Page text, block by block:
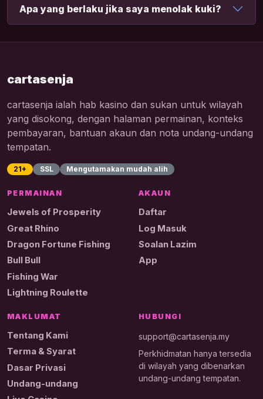
Apa yang berlaku jika saya menolak kuki?
cartasenja
cartasenja ialah hab kasino dan sukan untuk wilayah
yang disokong, dengan halaman permainan, konteks
pembayaran, bantuan akaun dan nota undang-undang
tempatan.
21+ SSL Mengutamakan mudah alih
PERMAINAN
Jewels of Prosperity
Great Rhino
Dragon Fortune Fishing
Bull Bull
Fishing War
Lightning Roulette
AKAUN
Daftar
Log Masuk
Soalan Lazim
App
MAKLUMAT
Tentang Kami
Terma & Syarat
Dasar Privasi
Undang-undang
HUBUNGI
support@cartasenja.my
Perkhidmatan hanya tersedia
di wilayah yang dibenarkan
undang-undang tempatan.